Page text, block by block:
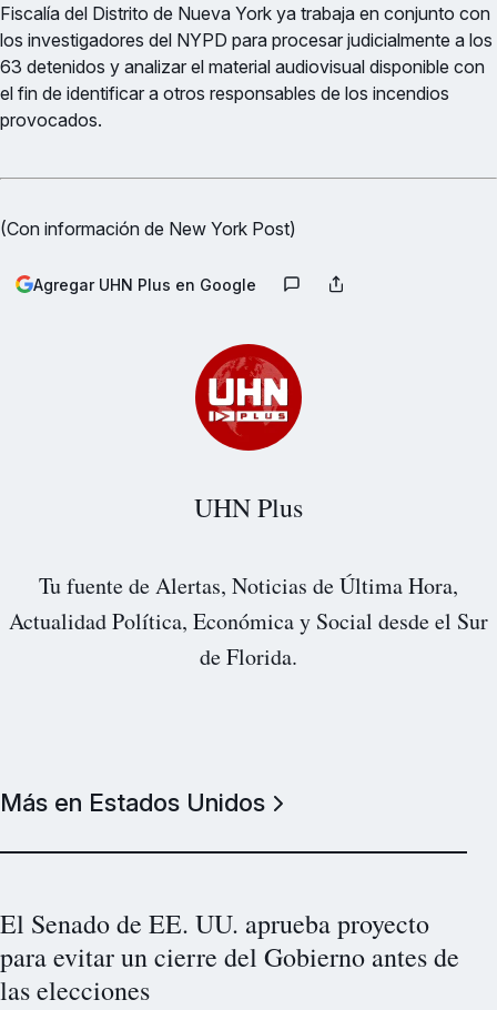
Fiscalía del Distrito de Nueva York ya trabaja en conjunto con
los investigadores del NYPD para procesar judicialmente a los
63 detenidos y analizar el material audiovisual disponible con
el fin de identificar a otros responsables de los incendios
provocados.
(Con información de New York Post)
Agregar UHN Plus en Google
UHN Plus
Tu fuente de Alertas, Noticias de Última Hora,
Actualidad Política, Económica y Social desde el Sur
de Florida.
Más en Estados Unidos
El Senado de EE. UU. aprueba proyecto
para evitar un cierre del Gobierno antes de
las elecciones